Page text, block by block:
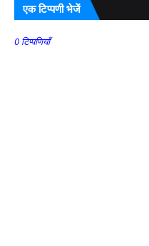
एक टिप्पणी भेजें
0 टिप्पणियाँ